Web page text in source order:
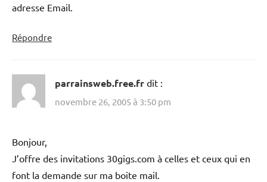
adresse Email.
Répondre
parrainsweb.free.fr dit :
novembre 26, 2005 à 3:50 pm
Bonjour,
J’offre des invitations 30gigs.com à celles et ceux qui en
font la demande sur ma boite mail.